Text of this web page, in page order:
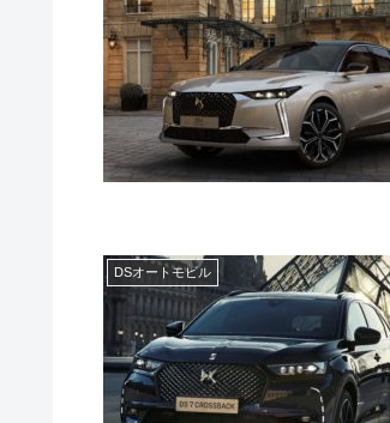
DSオートモビル